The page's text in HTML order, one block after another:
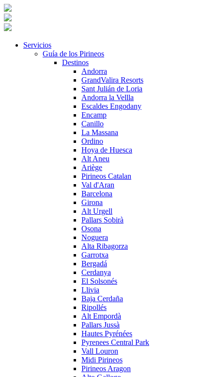
Servicios
Guía de los Pirineos
Destinos
Andorra
GrandValira Resorts
Sant Julián de Loria
Andorra la Vellla
Escaldes Engodany
Encamp
Canillo
La Massana
Ordino
Hoya de Huesca
Alt Aneu
Ariège
Pirineos Catalan
Val d'Aran
Barcelona
Girona
Alt Urgell
Pallars Sobirà
Osona
Noguera
Alta Ribagorza
Garrotxa
Bergadá
Cerdanya
El Solsonés
Llivia
Baja Cerdaña
Ripollés
Alt Empordà
Pallars Jussà
Hautes Pyrénées
Pyrenees Central Park
Vall Louron
Midi Pirineos
Pirineos Aragon